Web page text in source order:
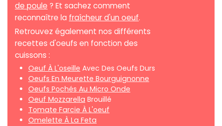
de poule ? Et sachez comment
reconnaître la fraîcheur d'un oeuf.
Retrouvez également nos différents
recettes d'oeufs en fonction des
cuissons :
Oeuf À L'oseille Avec Des Oeufs Durs
Oeufs En Meurette Bourguignonne
Oeufs Pochés Au Micro Onde
Oeuf Mozzarella Brouillé
Tomate Farcie À L'oeuf
Omelette À La Feta